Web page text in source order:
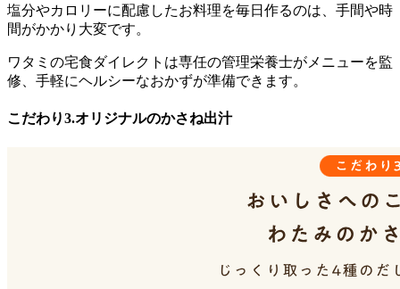
塩分やカロリーに配慮したお料理を毎日作るのは、手間や時
間がかかり大変です。
ワタミの宅食ダイレクトは専任の管理栄養士がメニューを監
修、手軽にヘルシーなおかずが準備できます。
こだわり3.オリジナルのかさね出汁